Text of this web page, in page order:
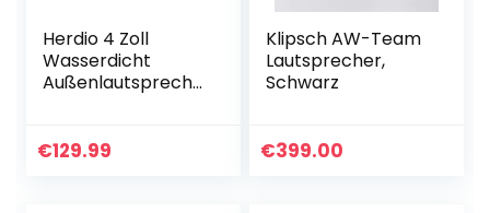
Herdio 4 Zoll
Wasserdicht
Außenlautspreche
Garten, Terrasse,
€129.99
Klipsch AW-Team
Lautsprecher,
Schwarz
€399.00